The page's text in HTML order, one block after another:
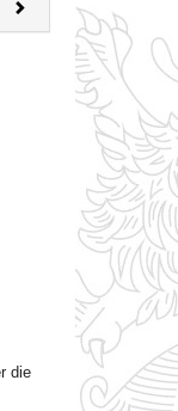
Nächstes
Dokument
die